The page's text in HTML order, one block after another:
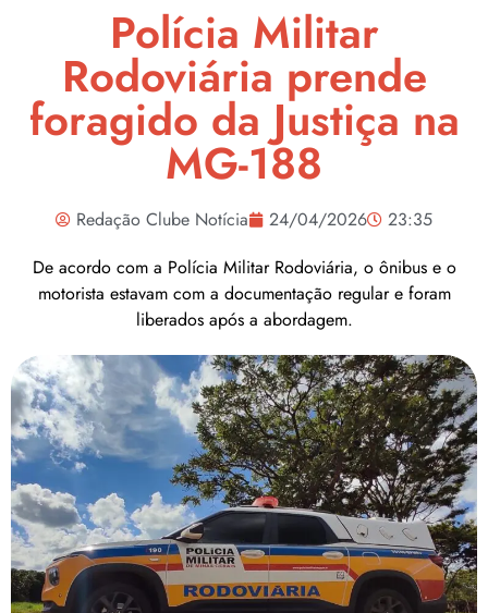
Polícia Militar
Rodoviária prende
foragido da Justiça na
MG-188
Redação Clube Notícia 24/04/2026
23:35
De acordo com a Polícia Militar Rodoviária, o ônibus e o
motorista estavam com a documentação regular e foram
liberados após a abordagem.